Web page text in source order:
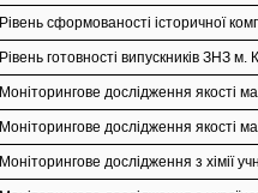
Рівень сформованості історичної
Рівень готовності випускників ЗНЗ
Моніторингове дослідження якості
Моніторингове дослідження якості
Моніторингове дослідження з хімії